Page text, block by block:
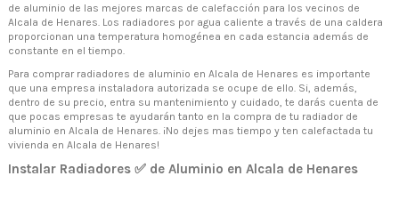
de aluminio de las mejores marcas de calefacción para los vecinos de
Alcala de Henares. Los radiadores por agua caliente a través de una caldera
proporcionan una temperatura homogénea en cada estancia además de
constante en el tiempo.
Para comprar radiadores de aluminio en Alcala de Henares es importante
que una empresa instaladora autorizada se ocupe de ello. Si, además,
dentro de su precio, entra su mantenimiento y cuidado, te darás cuenta de
que pocas empresas te ayudarán tanto en la compra de tu radiador de
aluminio en Alcala de Henares. ¡No dejes mas tiempo y ten calefactada tu
vivienda en Alcala de Henares!
Instalar Radiadores ✅ de Aluminio en Alcala de Henares